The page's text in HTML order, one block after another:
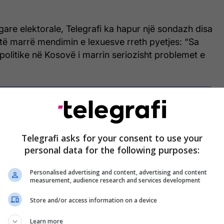
elektorale, Telegrafi ka hapur një sondazh disa
marrë mendimin e lexuesve rreth pyetjes: “Sa
në Kosovë i marrin seriozisht problemet e
Cilat tema për rininë duhet të jenë në
qendër të programeve të partive politike?
Jepni mendimin tuaj përmes pyetësorit
sondazhit, ku kanë marrë pjesë gjithsej 1,911
dërrmuese e tyre kanë shprehur skepticizëm
partive politike për çështjet e të rinjve.
Telegrafi asks for your consent to use your
personal data for the following purposes:
Personalised advertising and content, advertising and content
measurement, audience research and services development
Store and/or access information on a device
Learn more